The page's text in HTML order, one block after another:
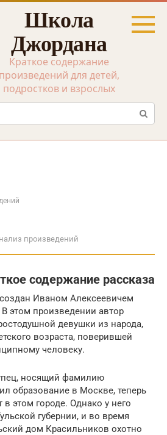
Школа
Джордана
Краткое содержание
произведений для детей,
подростков и взрослых
произведений
содержание рассказа
Иваном Алексеевичем
этом произведении автор
девушки из народа,
возраста, поверившей
человеку.
носящий фамилию
образование в Москве, теперь
в этом городе. Однако у него
губернии, и во время
дом Красильников охотно